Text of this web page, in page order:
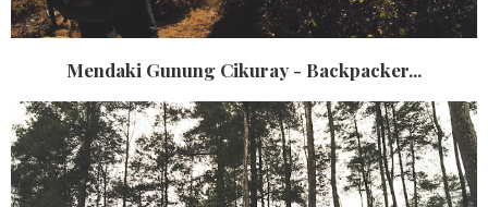
Mendaki Gunung Cikuray - Backpacker...